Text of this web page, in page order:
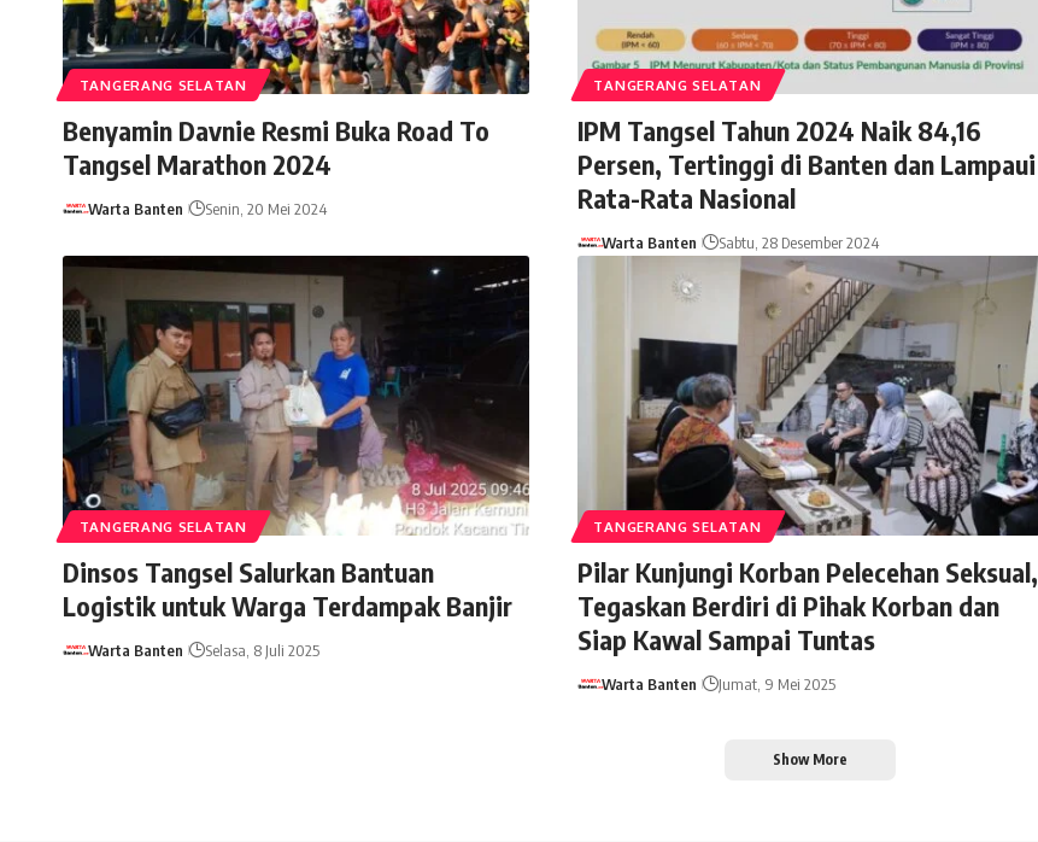
TANGERANG SELATAN
Benyamin Davnie Resmi Buka Road To
Tangsel Marathon 2024
Warta Banten Senin, 20 Mei 2024
TANGERANG SELATAN
IPM Tangsel Tahun 2024 Naik 84,16
Persen, Tertinggi di Banten dan Lampaui
Rata-Rata Nasional
Warta Banten Sabtu, 28 Desember 2024
TANGERANG SELATAN
Dinsos Tangsel Salurkan Bantuan
Logistik untuk Warga Terdampak Banjir
Warta Banten Selasa, 8 Juli 2025
TANGERANG SELATAN
Pilar Kunjungi Korban Pelecehan Seksual,
Tegaskan Berdiri di Pihak Korban dan
Siap Kawal Sampai Tuntas
Warta Banten Jumat, 9 Mei 2025
Show More